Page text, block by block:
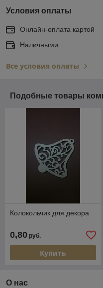
Условия оплаты
Онлайн-оплата картой
Наличными
Все условия оплаты
Подобные товары
Колокольчик для декора
0,80 руб.
Купить
О нас